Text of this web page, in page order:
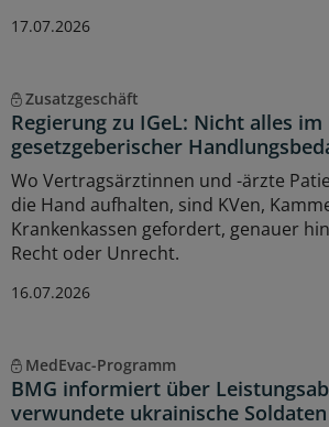
17.07.2026
Zusatzgeschäft
Regierung zu IGeL: Nicht alles
gesetzgeberischer
Wo Vertragsärztinnen und -ärzte
die Hand aufhalten, sind KVen,
Krankenkassen gefordert, genauer
Recht oder Unrecht.
16.07.2026
MedEvac-Programm
BMG informiert über
verwundete ukrainische Soldaten